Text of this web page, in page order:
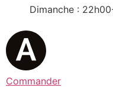
Dimanche :
Commander